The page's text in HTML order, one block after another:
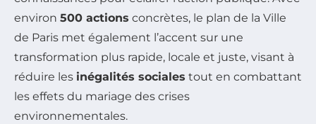
environ 500 actions concrètes, le plan de la Ville
de Paris met également l’accent sur une
transformation plus rapide, locale et juste, visant à
réduire les inégalités sociales tout en combattant
les effets du mariage des crises
environnementales.